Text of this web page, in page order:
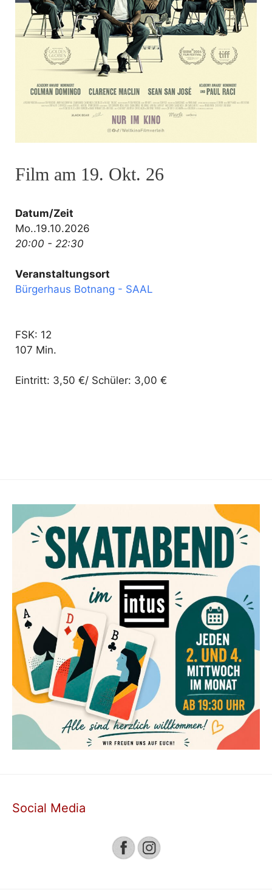
Film am 19. Okt. 26
Datum/Zeit
Mo..19.10.2026
20:00 - 22:30
Veranstaltungsort
Bürgerhaus Botnang - SAAL
FSK: 12
107 Min.
Eintritt: 3,50 €/ Schüler: 3,00 €
Social Media